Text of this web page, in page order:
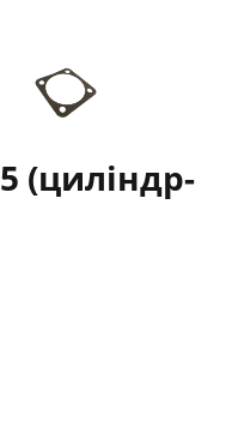
(циліндр-